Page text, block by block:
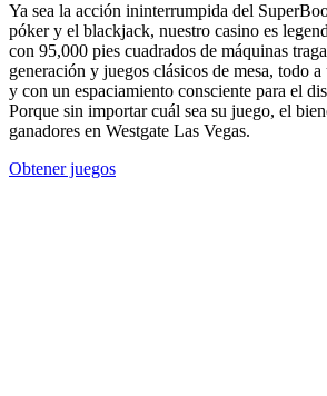
Ya sea la acción ininterrumpida del
póker y el blackjack, nuestro casino es
con 95,000 pies cuadrados de máquinas
generación y juegos clásicos de mesa, todo a
y con un espaciamiento consciente para el
Porque sin importar cuál sea su juego, el
ganadores en Westgate Las Vegas.
Obtener juegos